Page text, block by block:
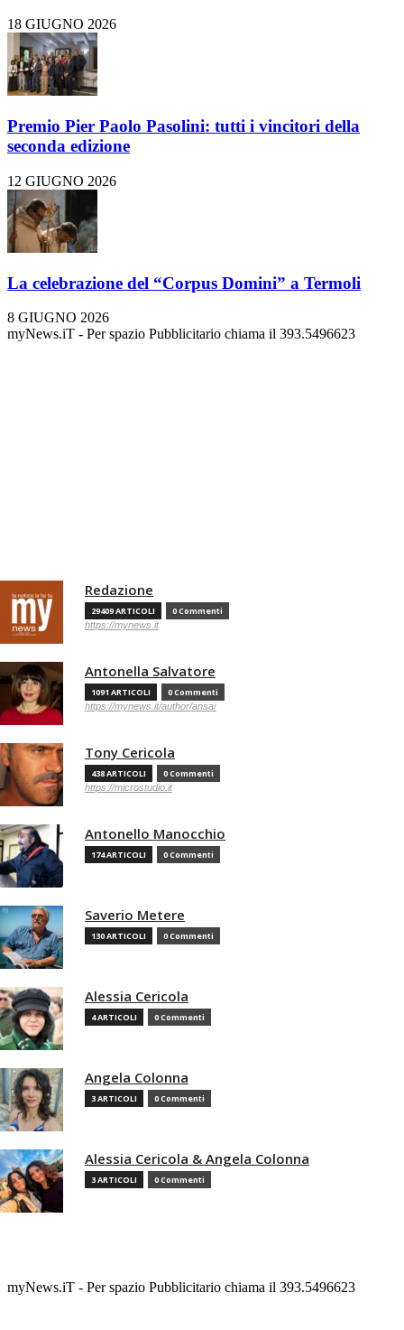
18 GIUGNO 2026
Premio Pier Paolo Pasolini: tutti i vincitori della
seconda edizione
12 GIUGNO 2026
La celebrazione del “Corpus Domini” a Termoli
8 GIUGNO 2026
myNews.iT - Per spazio Pubblicitario chiama il 393.5496623
Redazione
29409 ARTICOLI 0 Commenti
https://mynews.it
Antonella Salvatore
1091 ARTICOLI 0 Commenti
https://mynews.it/author/ansa/
Tony Cericola
438 ARTICOLI 0 Commenti
https://microstudio.it
Antonello Manocchio
174 ARTICOLI 0 Commenti
Saverio Metere
130 ARTICOLI 0 Commenti
Alessia Cericola
4 ARTICOLI 0 Commenti
Angela Colonna
3 ARTICOLI 0 Commenti
Alessia Cericola & Angela Colonna
3 ARTICOLI 0 Commenti
myNews.iT - Per spazio Pubblicitario chiama il 393.5496623